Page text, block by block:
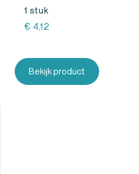
1 stuk
€ 4,12
Bekijk product